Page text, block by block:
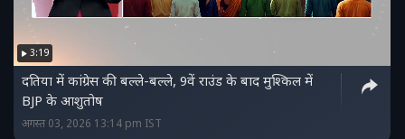
3:19
दतिया में कांग्रेस की बल्‍ले-बल्‍ले, 9वें राउंड के बाद मुश्किल में
BJP के आशुतोष
अगस्त 03, 2026 13:14 pm IST